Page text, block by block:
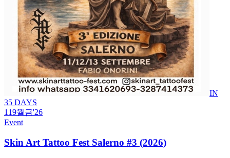
IN
35 DAYS
119월금'26
Event
Skin Art Tattoo Fest Salerno #3 (2026)